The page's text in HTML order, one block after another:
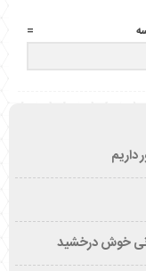
=
داریم
خوش درخشید